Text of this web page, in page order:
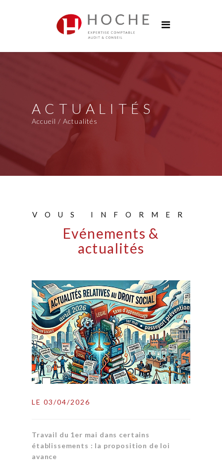
Services
Actualités
Contact
ACTUALITÉS
Accueil / Actualités
VOUS INFORMER
Evénements &
actualités
LE 03/04/2026
Travail du 1er mai dans certains
établissements : la proposition de loi
avance